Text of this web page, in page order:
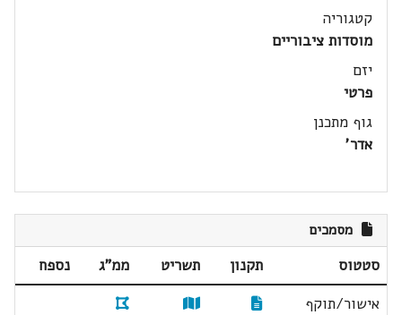
קטגוריה
מוסדות ציבוריים
יזם
פרטי
גוף מתכנן
אדר'
מסמכים
סטטוס תקנון תשריט ממ"ג
נספח
אישור/תוקף